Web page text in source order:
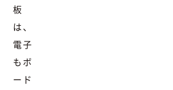
板
は、
電子
もボ
ード